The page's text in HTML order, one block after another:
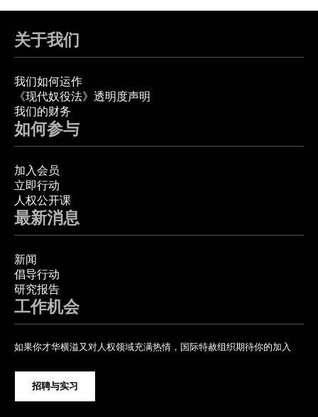
关于我们
我们如何运作
《现代奴役法》透明度声明
我们的财务
如何参与
加入会员
立即行动
人权公开课
最新消息
新闻
倡导行动
研究报告
工作机会
如果你才华横溢又对人权领域充满热情，国际特赦组织期待你的加入
招聘与实习